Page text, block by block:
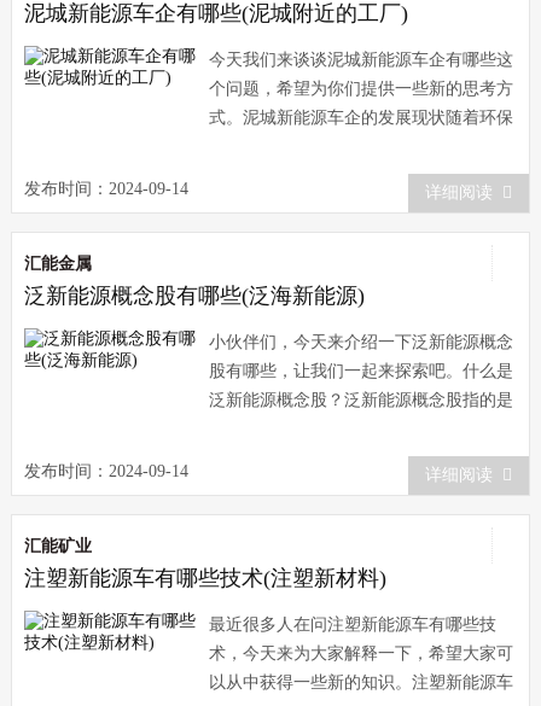
泥城新能源车企有哪些(泥城附近的工厂)
今天我们来谈谈泥城新能源车企有哪些这
个问题，希望为你们提供一些新的思考方
式。泥城新能源车企的发展现状随着环保
发布时间：2024-09-14 详细阅读
汇能金属
泛新能源概念股有哪些(泛海新能源)
小伙伴们，今天来介绍一下泛新能源概念
股有哪些，让我们一起来探索吧。什么是
泛新能源概念股？泛新能源概念股指的是
发布时间：2024-09-14 详细阅读
汇能矿业
注塑新能源车有哪些技术(注塑新材料)
最近很多人在问注塑新能源车有哪些技
术，今天来为大家解释一下，希望大家可
以从中获得一些新的知识。注塑新能源车